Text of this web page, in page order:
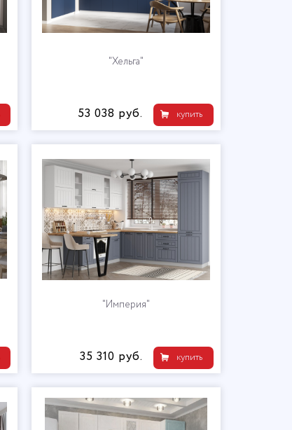
"Хельга"
купить
53 038 руб.
"Империя"
купить
35 310 руб.